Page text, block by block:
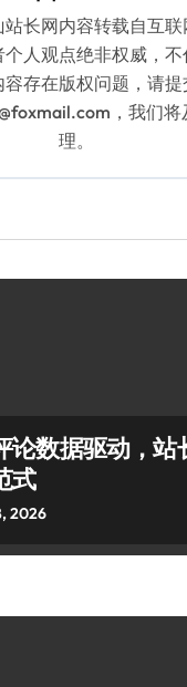
站长网内容转载自互
人观点绝非权威，
存在版权问题，请
，我们将
理。
论数据驱动，站
式
2026